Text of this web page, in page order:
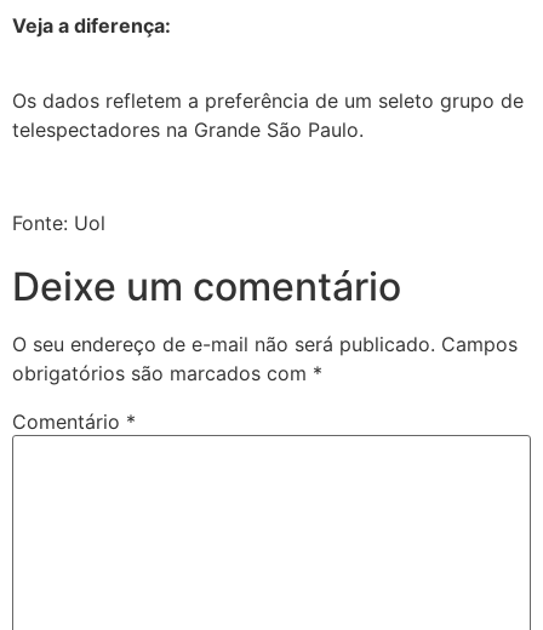
Veja a diferença:
Os dados refletem a preferência de um seleto grupo de
telespectadores na Grande São Paulo.
Fonte: Uol
Deixe um comentário
O seu endereço de e-mail não será publicado. Campos
obrigatórios são marcados com *
Comentário *